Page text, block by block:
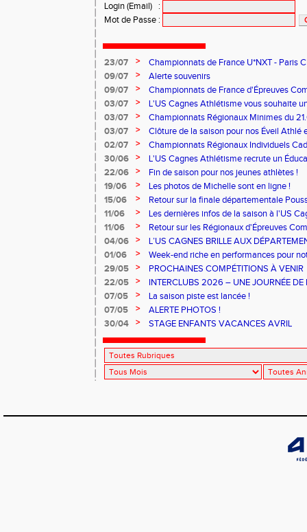
Login (Email)
:
Mot de Passe :
23/07 >
Championnats de France U*NXT - Paris
09/07
>
Alerte souvenirs
09/07
>
Championnats de France d'Épreuves
03/07
>
L'US Cagnes Athlétisme vous souhaite
03/07
>
Championnats Régionaux Minimes du
03/07
>
Clôture de la saison pour nos Éveil Athlé
02/07
>
Championnats Régionaux Individuels
30/06
>
L'US Cagnes Athlétisme recrute un
22/06
>
Fin de saison pour nos jeunes athlètes !
19/06
>
Les photos de Michelle sont en ligne !
15/06
>
Retour sur la finale départementale
11/06
>
Les dernières infos de la saison à l'US
11/06
>
Retour sur les Régionaux d'Épreuves
Ferrand qui se sont déroulés les 6 et 7
04/06 >
L’US CAGNES BRILLE AUX
01/06
>
Week-end riche en performances pour
29/05
>
PROCHAINES COMPÉTITIONS À VENIR
22/05
>
INTERCLUBS 2026 – UNE JOURNÉE DE
PERFORMANCE
07/05 >
La saison piste est lancée !
07/05
>
ALERTE PHOTOS !
30/04
> STAGE ENFANTS VACANCES AVRIL